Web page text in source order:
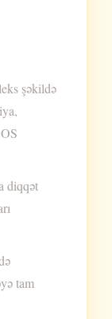
şəkildə
diqqət
tam